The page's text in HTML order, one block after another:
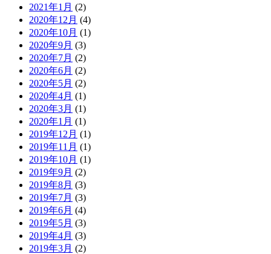
2021年1月 (2)
2020年12月 (4)
2020年10月 (1)
2020年9月 (3)
2020年7月 (2)
2020年6月 (2)
2020年5月 (2)
2020年4月 (1)
2020年3月 (1)
2020年1月 (1)
2019年12月 (1)
2019年11月 (1)
2019年10月 (1)
2019年9月 (2)
2019年8月 (3)
2019年7月 (3)
2019年6月 (4)
2019年5月 (3)
2019年4月 (3)
2019年3月 (2)